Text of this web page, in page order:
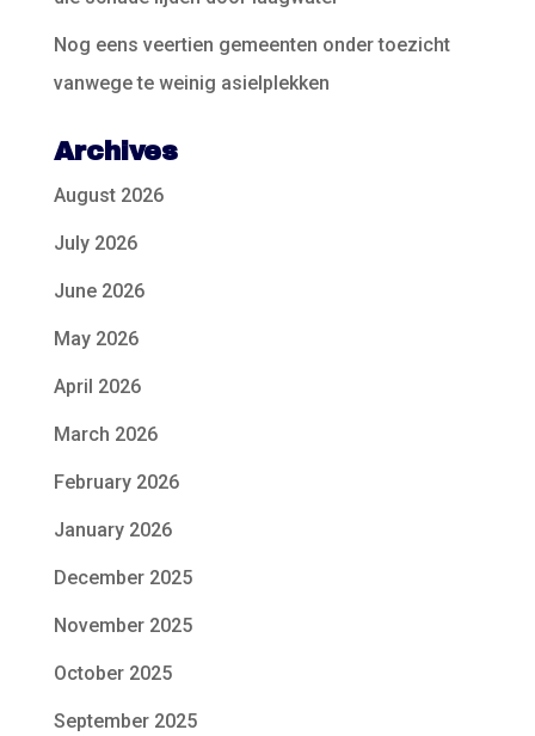
Nog eens veertien gemeenten onder toezicht
vanwege te weinig asielplekken
Archives
August 2026
July 2026
June 2026
May 2026
April 2026
March 2026
February 2026
January 2026
December 2025
November 2025
October 2025
September 2025